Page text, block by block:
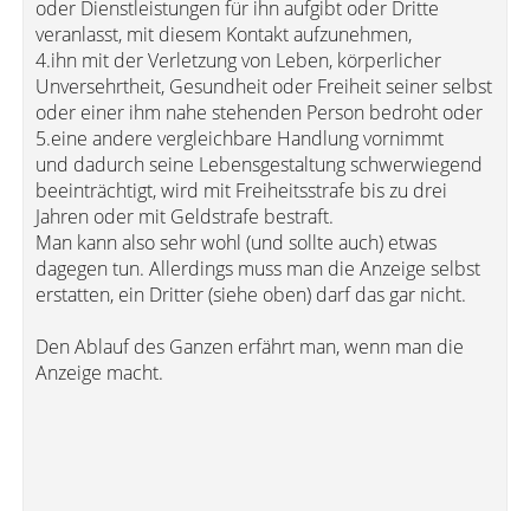
oder Dienstleistungen für ihn aufgibt oder Dritte
veranlasst, mit diesem Kontakt aufzunehmen,
4.ihn mit der Verletzung von Leben, körperlicher
Unversehrtheit, Gesundheit oder Freiheit seiner selbst
oder einer ihm nahe stehenden Person bedroht oder
5.eine andere vergleichbare Handlung vornimmt
und dadurch seine Lebensgestaltung schwerwiegend
beeinträchtigt, wird mit Freiheitsstrafe bis zu drei
Jahren oder mit Geldstrafe bestraft.
Man kann also sehr wohl (und sollte auch) etwas
dagegen tun. Allerdings muss man die Anzeige selbst
erstatten, ein Dritter (siehe oben) darf das gar nicht.
Den Ablauf des Ganzen erfährt man, wenn man die
Anzeige macht.